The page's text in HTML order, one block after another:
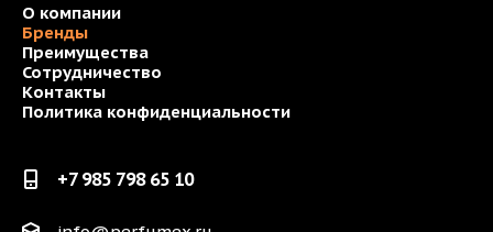
О компании
Бренды
Преимущества
Сотрудничество
Контакты
Политика конфиденциальности
+7 985 798 65 10